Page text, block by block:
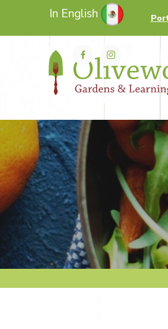
In English